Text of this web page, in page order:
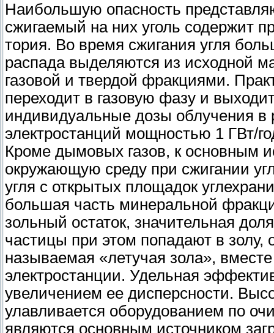
Наибольшую опасность
сжигаемый на них уголь содержит
тория. Во время сжигания угля
распада выделяются из исходной
газовой и твердой фракциями.
переходит в газовую фазу и
индивидуальные дозы облучения в
электростанций мощностью 1 ГВт/
Кроме дымовых газов, к основным
окружающую среду при сжигании
угля с открытых площадок
большая часть минеральной
зольный остаток, значительная
частицы при этом попадают в золу,
называемая «летучая зола»,
электростанции. Удельная
увеличением ее дисперсности.
улавливается оборудованием по
являются основным источником